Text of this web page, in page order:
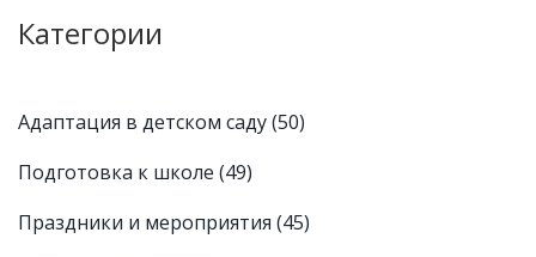
Категории
Адаптация в детском саду(50)
Подготовка к школе (49)
Праздники и мероприятия (45)